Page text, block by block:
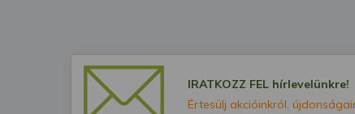
IRATKOZZ FEL hírlevelünkre!
Értesülj akcióinkról,